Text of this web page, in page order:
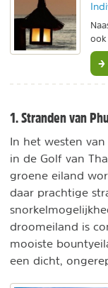
ook
1. Stranden van
In het westen
in de Golf van
groene eiland
daar prachtige
droomeiland is
mooiste
een dicht,